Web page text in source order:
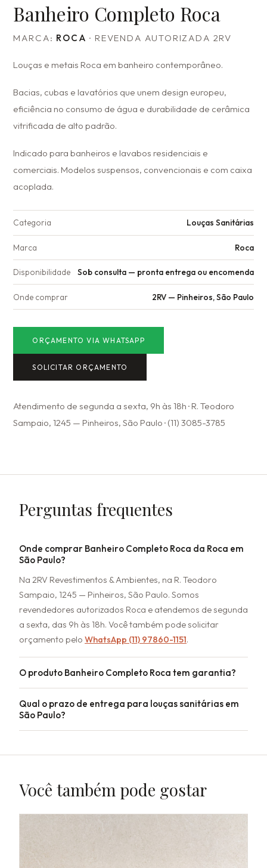
Banheiro Completo Roca
MARCA: ROCA · REVENDA AUTORIZADA 2RV
Louças e metais Roca em banheiro contemporâneo.
Bacias, cubas e lavatórios que unem design europeu,
eficiência no consumo de água e durabilidade de cerâmica
vitrificada de alto padrão.
Indicado para banheiros e lavabos residenciais e
comerciais. Modelos suspensos, convencionais e com caixa
acoplada.
Categoria Louças Sanitárias
Marca Roca
Disponibilidade Sob consulta — pronta entrega ou encomenda
Onde comprar 2RV — Pinheiros, São Paulo
ORÇAMENTO VIA WHATSAPP
SOLICITAR ORÇAMENTO
Atendimento de segunda a sexta, 9h às 18h · R. Teodoro
Sampaio, 1245 — Pinheiros, São Paulo · (11) 3085-3785
Perguntas frequentes
Onde comprar Banheiro Completo Roca da Roca em
São Paulo?
Na 2RV Revestimentos & Ambientes, na R. Teodoro
Sampaio, 1245 — Pinheiros, São Paulo. Somos
revendedores autorizados Roca e atendemos de segunda
a sexta, das 9h às 18h. Você também pode solicitar
orçamento pelo WhatsApp (11) 97860-1151.
O produto Banheiro Completo Roca tem garantia?
Qual o prazo de entrega para louças sanitárias em
São Paulo?
Você também pode gostar